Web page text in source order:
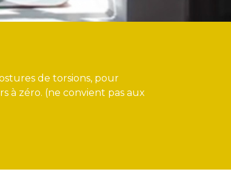
de torsions, pour
à zéro. (ne convient pas aux